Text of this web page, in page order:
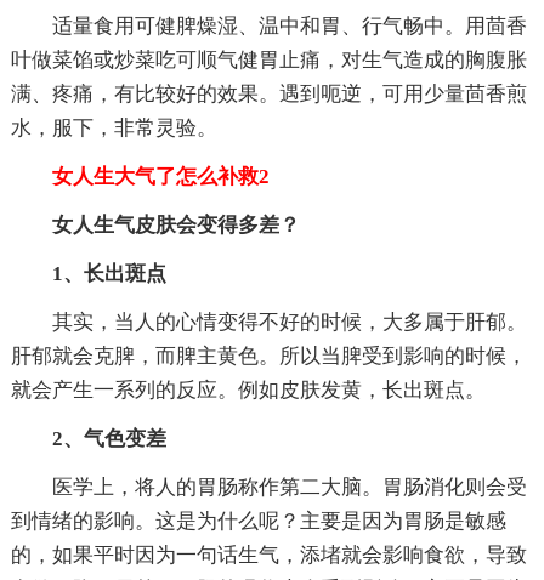
适量食用可健脾燥湿、温中和胃、行气畅中。用茴香
叶做菜馅或炒菜吃可顺气健胃止痛，对生气造成的胸腹胀
满、疼痛，有比较好的效果。遇到呃逆，可用少量茴香煎
水，服下，非常灵验。
女人生大气了怎么补救2
女人生气皮肤会变得多差？
1、长出斑点
其实，当人的心情变得不好的时候，大多属于肝郁。
肝郁就会克脾，而脾主黄色。所以当脾受到影响的时候，
就会产生一系列的反应。例如皮肤发黄，长出斑点。
2、气色变差
医学上，将人的胃肠称作第二大脑。胃肠消化则会受
到情绪的影响。这是为什么呢？主要是因为胃肠是敏感
的，如果平时因为一句话生气，添堵就会影响食欲，导致